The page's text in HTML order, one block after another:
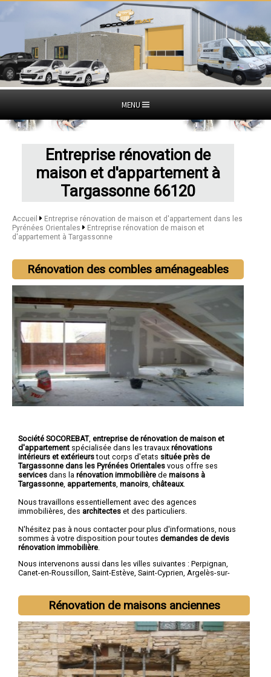
MENU
Entreprise rénovation de
maison et d'appartement à
Targassonne 66120
Accueil
Entreprise rénovation de maison et d'appartement dans les
Pyrénées Orientales
Entreprise rénovation de maison et
d'appartement à Targassonne
Rénovation des combles aménageables
Société SOCOREBAT, entreprise de rénovation de maison et
d'appartement spécialisée dans les travaux rénovations
intérieurs et extérieurstout corps d'etats située près de
Targassonne dans les Pyrénées Orientales vous offre ses
services dans la rénovation immobilière de maisons à
Targassonne appartements manoirs châteaux.
Nous travaillons essentiellement avec des agences
immobilières, des architectes et des particuliers.
N'hésitez pas à nous contacter pour plus d'informations, nous
sommes à votre disposition pour toutes demandes de devis
rénovation immobilière
Nous intervenons aussi dans les villes suivantes : Perpignan,
Canet-en-Roussillon, Saint-Estève, Saint-Cyprien, Argelès-sur-
Rénovation de maisons anciennes